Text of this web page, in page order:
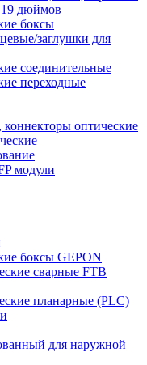
дюймов
боксы
заглушки для
соединительные
переходные
оптические
модули
боксы GEPON
сварные FTB
планарные (PLC)
для наружной